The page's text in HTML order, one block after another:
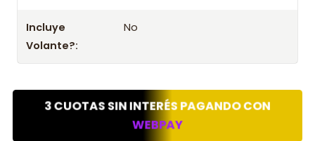
Incluye
Volante?:
No
3 CUOTAS SIN INTERÉS PAGANDO CON
WEBPAY